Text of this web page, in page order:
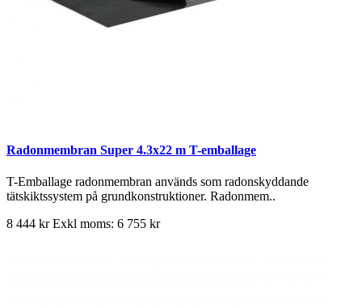
Radonmembran Super 4.3x22 m T-emballage
T-Emballage radonmembran används som radonskyddande
tätskiktssystem på grundkonstruktioner. Radonmem..
8 444 krExkl moms: 6 755 kr